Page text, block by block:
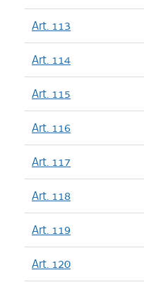
Art. 113
Art. 114
Art. 115
Art. 116
Art. 117
Art. 118
Art. 119
Art. 120